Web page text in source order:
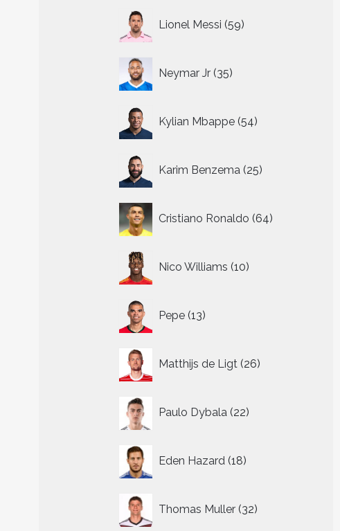
Lionel Messi 59
producten
Neymar Jr 35
producten
Kylian Mbappe 54
producten
Karim Benzema 25
producten
Cristiano Ronaldo 64
producten
Nico Williams 10
producten
Pepe 13
producten
Matthijs de Ligt 26
producten
Paulo Dybala 22
producten
Eden Hazard 18
producten
Thomas Muller 32
producten